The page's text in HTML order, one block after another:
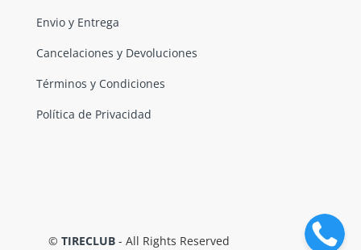
Envio y Entrega
Cancelaciones y Devoluciones
Términos y Condiciones
Política de Privacidad
© TIRECLUB - All Rights Reserved